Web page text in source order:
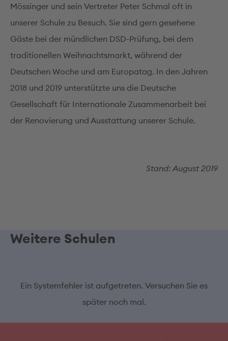
Mössinger und sein Vertreter Peter Schmal oft in
unserer Schule zu Besuch. Sie sind gern gesehene
Gäste bei der mündlichen DSD-Prüfung, bei dem
traditionellen Weihnachtsmarkt, während der
Deutschen Woche und am Europatag. In den Jahren
2018 und 2019 unterstützte uns die Deutsche
Gesellschaft für Internationale Zusammenarbeit bei
der Renovierung und Ausstattung unserer Schule.
Stand: August 2019
Weitere Schulen
Ein Systemfehler ist aufgetreten. Versuchen Sie es
später noch mal.